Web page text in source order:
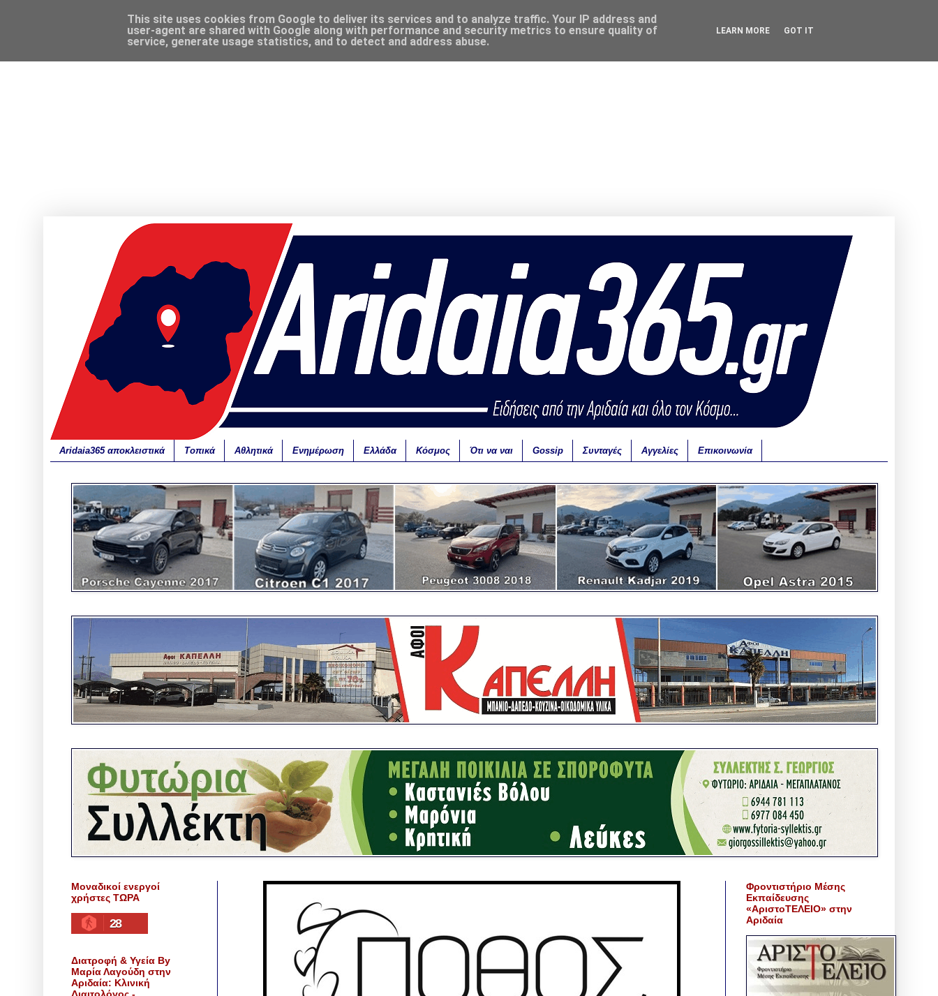
Aridaia365 αποκλειστικά Τοπικά Αθλητικά Ενημέρωση Ελλάδα Κόσμος Ότι να ναι Gossip Συνταγές Αγγελίες Επικοινωνία
Μοναδικοί ενεργοί
χρήστες ΤΩΡΑ
28
Διατροφή & Υγεία By
Μαρία Λαγούδη στην
Αριδαία: Κλινική
Διαιτολόγος -
Φροντιστήριο Μέσης
Εκπαίδευσης
«ΑριστοΤΕΛΕΙΟ» στην
Αριδαία
This site uses cookies from Google to deliver its services and to analyze traffic. Your IP address and
user-agent are shared with Google along with performance and security metrics to ensure quality of
service, generate usage statistics, and to detect and address abuse.
LEARN MORE GOT IT